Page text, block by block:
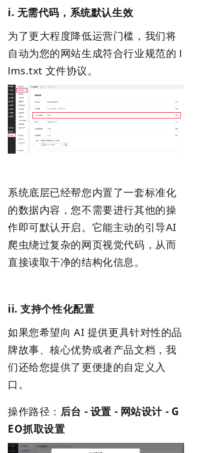
i. 无需代码，系统默认生效
为了更大程度降低运营门槛，我们将
自动为您的网站生成符合行业规范的 l
lms.txt 文件协议。
系统底层已经帮您内置了一套标准化
的数据内容，您不需要进行其他的操
作即可默认开启。它能主动的引导AI
爬虫绕过复杂的网页视觉代码，从而
直接读取干净的结构化信息。
ii. 支持个性化配置
如果您希望向 AI 提供更具针对性的品
牌故事、核心优势或者产品文档，我
们还给您提供了更便捷的自定义入
口。
操作路径： 后台 - 设置 - 网站设计 - G
EO抓取设置